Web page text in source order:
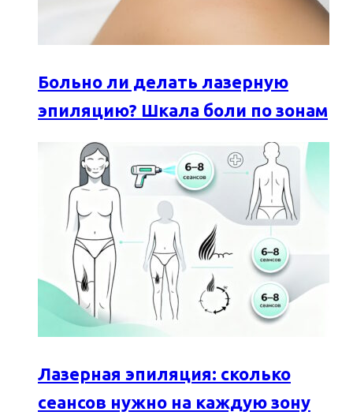
Больно ли делать лазерную
эпиляцию? Шкала боли по зонам
Лазерная эпиляция: сколько
сеансов нужно на каждую зону